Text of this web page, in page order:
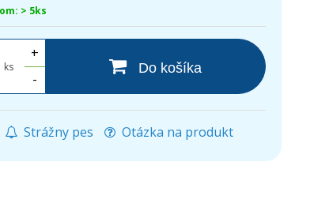
> 5ks
ks
+
-
Do košíka
Strážny pes Otázka na produkt